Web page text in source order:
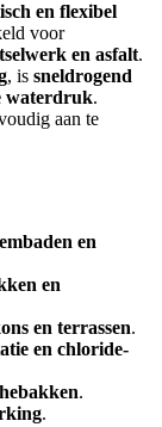
en flexibel
voor
en asfalt.
, is sneldrogend
waterdruk.
aan te
en
en
en terrassen.
en chloride-
.
.